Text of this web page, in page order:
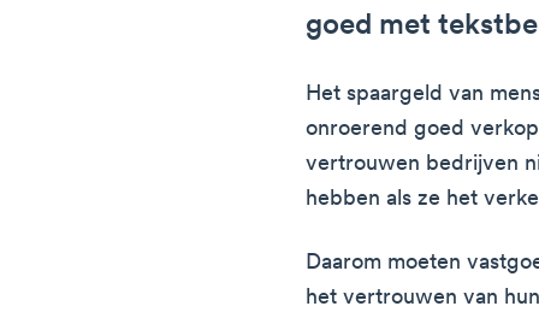
goed met
Het spaargeld van
onroerend goed
vertrouwen bedrijven
hebben als ze het
Daarom moeten
het vertrouwen van